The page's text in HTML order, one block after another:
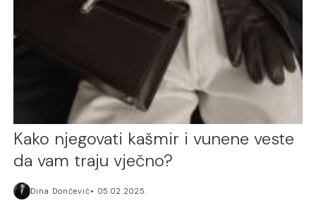
Kako njegovati kašmir i vunene veste
da vam traju vječno?
Dina Dončević 05.02.2025.